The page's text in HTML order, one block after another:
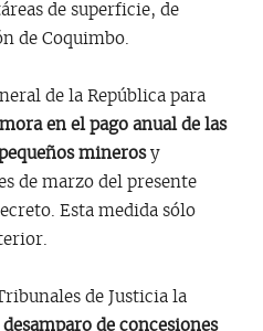
de superficie, de
de Coquimbo.
de la República para
en el pago anual de las
minerosy
de marzo del presente
Esta medida sólo
de Justicia la
de concesiones